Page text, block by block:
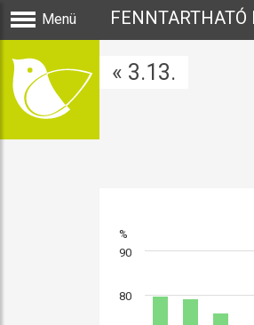
Menü
« 3.13.
%
80
90